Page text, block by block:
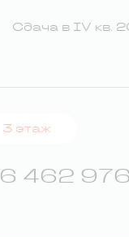
Сдача в IV кв.
3 этаж
6 462